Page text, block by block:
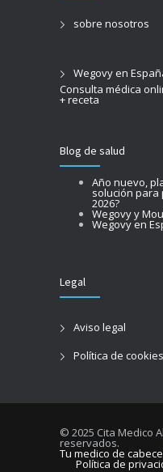
sobre nosotros
Wegovy en
Consulta médica
+ receta
Blog de salud
Año nuevo,
solución para
2026?
Wegovy y
Wegovy en
Legal
Aviso legal
Política de cookies
© 2025 Cita Medico
reservados.
Tu medico de
Política de